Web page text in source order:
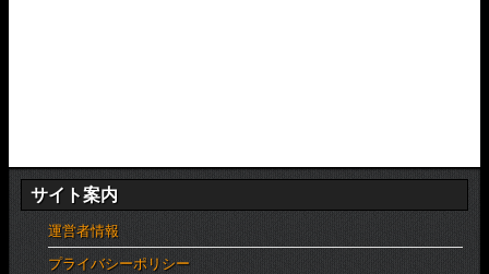
サイト案内
運営者情報
プライバシーポリシー